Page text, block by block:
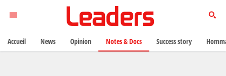
Accueil News Opinion Notes & Docs Success story